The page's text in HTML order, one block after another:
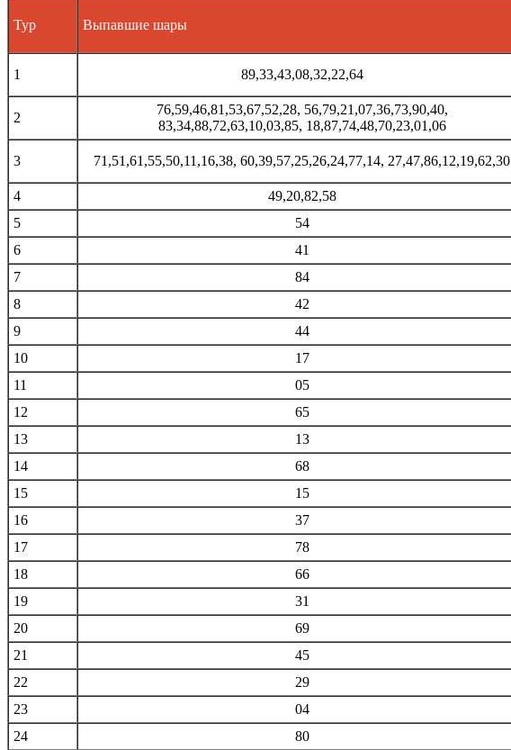
Тур Выпавшие шары
1 89,33,43,08,32,22,64
2
76,59,46,81,53,67,52,28, 56,79,21,07,36,73,90,40,
83,34,88,72,63,10,03,85, 18,87,74,48,70,23,01,06
3 71,51,61,55,50,11,16,38, 60,39,57,25,26,24,77,14, 27,47,86,12,19,62,30
4 49,20,82,58
5
54
6
41
7
84
8
42
9
44
10
17
11
05
12
65
13
13
14
68
15
15
16
37
17
78
18
66
19
31
20
69
21
45
22
29
23
04
24
80